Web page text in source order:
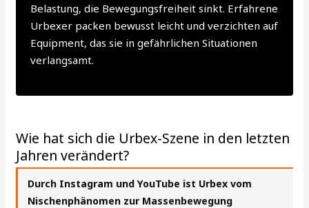
Belastung, die Bewegungsfreiheit sinkt. Erfahrene
Urbexer packen bewusst leicht und verzichten auf
Equipment, das sie in gefährlichen Situationen
verlangsamt.
Wie hat sich die Urbex-Szene in den letzten
Jahren verändert?
Durch Instagram und YouTube ist Urbex vom
Nischenphänomen zur Massenbewegung